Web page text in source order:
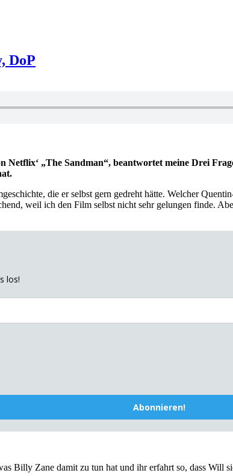
DoP
„The Sandman“, beantwortet meine Drei
die er selbst gern gedreht hätte. Welcher
weil ich den Film selbst nicht sehr gelungen finde.
los!
Abonnieren!
Billy Zane damit zu tun hat und ihr erfahrt so, dass Will